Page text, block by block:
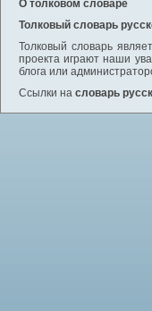
О толковом словаре
Толковый словарь
Толковый словарь
проекта играют наши
блога или
Ссылки на словарь